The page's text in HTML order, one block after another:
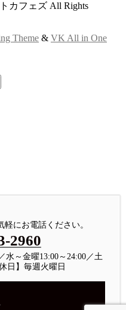
カフェズ All Rights
Theme & VK All in One
にお電話ください。
2960
水～金曜13:00～24:00／土
日】毎週火曜日